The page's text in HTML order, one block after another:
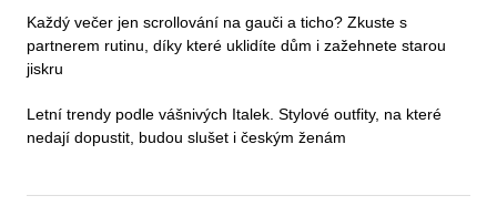
Každý večer jen scrollování na gauči a ticho? Zkuste s
partnerem rutinu, díky které uklidíte dům i zažehnete starou
jiskru
Letní trendy podle vášnivých Italek. Stylové outfity, na které
nedají dopustit, budou slušet i českým ženám